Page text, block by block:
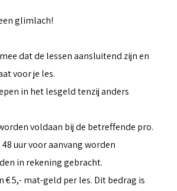
glimlach!
dat de lessen aansluitend zijn en
voor je les.
in het lesgeld tenzij anders
voldaan bij de betreffende pro.
uur voor aanvang worden
in rekening gebracht.
€ 5,- mat-geld per les. Dit bedrag is